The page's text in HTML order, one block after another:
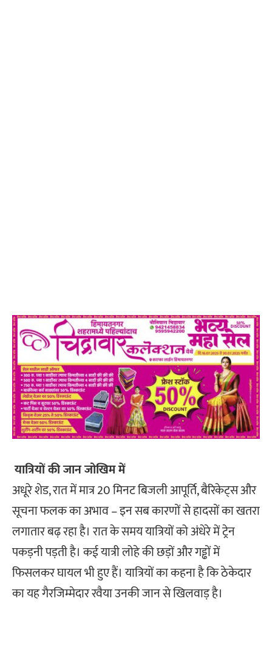
यात्रियों की जान जोखिम में
अधूरे शेड, रात में मात्र 20 मिनट बिजली आपूर्ति, बैरिकेट्स और
सूचना फलक का अभाव – इन सब कारणों से हादसों का खतरा
लगातार बढ़ रहा है। रात के समय यात्रियों को अंधेरे में ट्रेन
पकड़नी पड़ती है। कई यात्री लोहे की छड़ों और गड्ढों में
फिसलकर घायल भी हुए हैं। यात्रियों का कहना है कि ठेकेदार
का यह गैरजिम्मेदार रवैया उनकी जान से खिलवाड़ है।